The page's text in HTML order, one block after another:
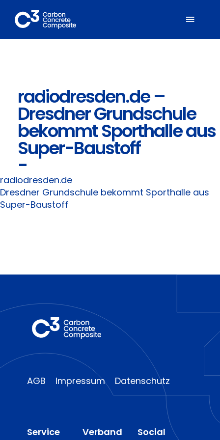
Inhalt
springen
Fachbereiche
Carbonbeton
Suche
nach:
radiodresden.de –
Dresdner Grundschule
bekommt Sporthalle aus
Super-Baustoff
-
radiodresden.de
Dresdner Grundschule bekommt Sporthalle aus
Super-Baustoff
AGB Impressum Datenschutz
Service Verband Social